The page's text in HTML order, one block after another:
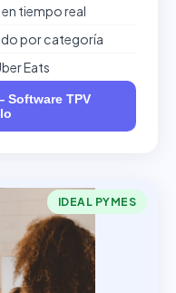
tiempo real
por categoría
Eats
TPV
IDEAL PYMES